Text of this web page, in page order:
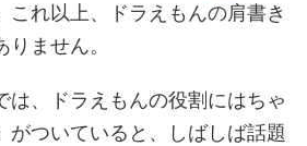
これ以上、ドラえもんの肩書き
ません。
は、ドラえもんの役割にはちゃ
がついていると、しばしば話題